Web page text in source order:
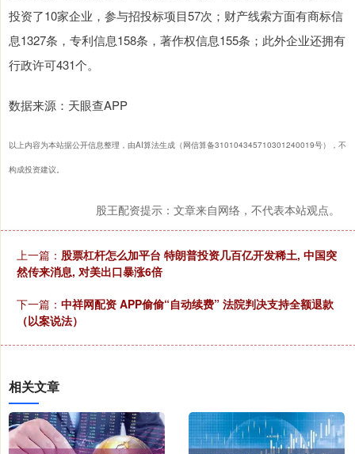
投资了10家企业，参与招投标项目57次；财产线索方面有商标信
息1327条，专利信息158条，著作权信息155条；此外企业还拥有
行政许可431个。
数据来源：天眼查APP
以上内容为本站据公开信息整理，由AI算法生成（网信算备310104345710301240019号），不
构成投资建议。
股王配资提示：文章来自网络，不代表本站观点。
上一篇： 股票杠杆怎么加平台 特朗普投资几百亿开发稀土, 中国突
然传来消息, 对美出口暴涨6倍
下一篇： 中祥网配资 APP偷偷“自动续费” 法院判决支持全额退款
（以案说法）
相关文章